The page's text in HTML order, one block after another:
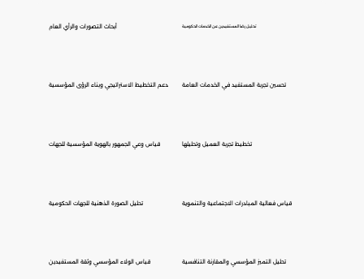
أبحاث التصورات والرأي العام تحليل رضا المستفيدين عن الخدمات الحكومية
دعم التخطيط الاستراتيجي وبناء الرؤى المؤسسية تحسين تجربة المستفيد في الخدمات العامة
قياس وعي الجمهور بالهوية المؤسسية للجهات تخطيط تجربة العميل وتحليلها
تحليل الصورة الذهنية للجهات الحكومية قياس فعالية المبادرات الاجتماعية والتنموية
قياس الولاء المؤسسي وثقة المستفيدين تحليل التميز المؤسسي والمقارنة التنافسية